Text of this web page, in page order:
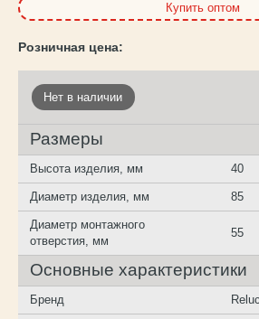
Купить оптом
Нет в наличии
Размеры
Высота изделия, мм 40
Диаметр изделия, мм 85
Диаметр монтажного
отверстия, мм
55
Основные характеристики
Бренд